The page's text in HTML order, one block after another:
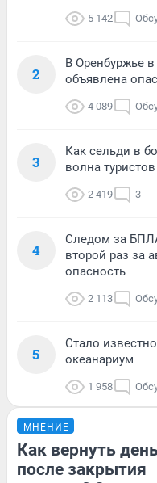
5 142
2
В Оренбуржье в
объявлена
4 089
3
Как сельди в
волна
2 419 3
4
Следом за
второй раз за
опасность
2 113
5
Стало
океанариум
1 958
МНЕНИЕ
Как вернуть
после закрытия